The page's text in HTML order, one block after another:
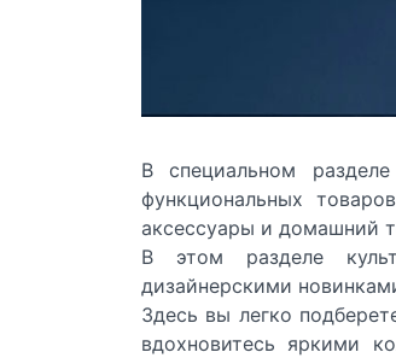
В специальном разделе
функциональных
аксессуары и домашний
В этом разделе
дизайнерскими
Здесь вы легко
вдохновитесь яркими